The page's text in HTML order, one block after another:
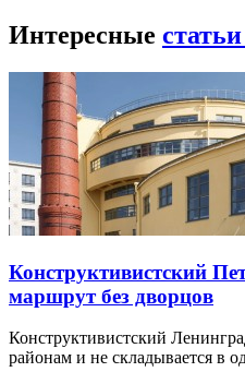
Интересные
Конструктивистский
маршрут без дворцов
Конструктивистский
районам и не складывается в